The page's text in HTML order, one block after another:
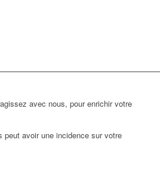
avec nous, pour enrichir votre
peut avoir une incidence sur votre